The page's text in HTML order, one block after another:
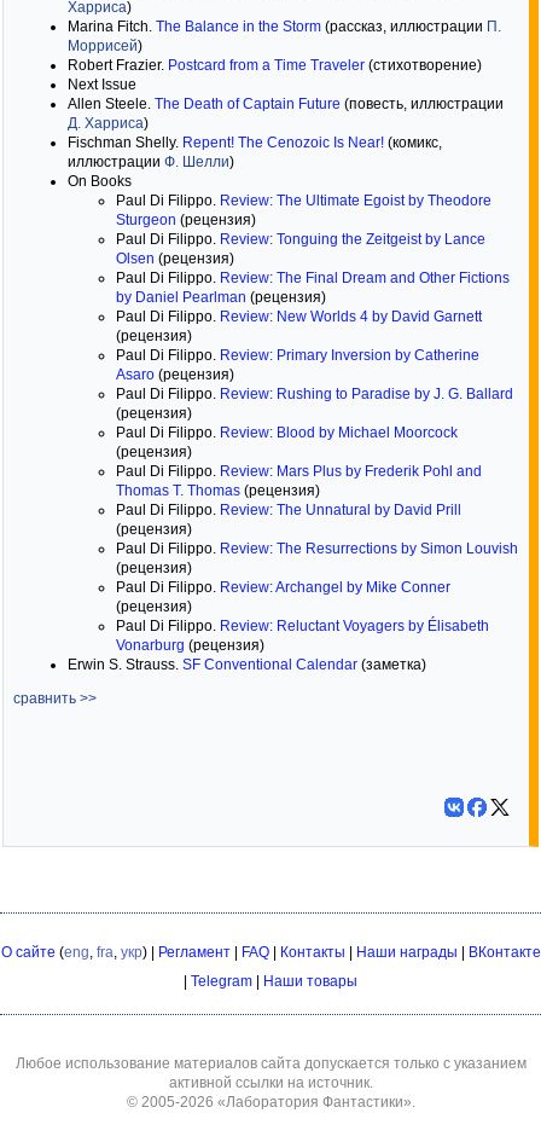
Харриса)
Marina Fitch. The Balance in the Storm (рассказ, иллюстрации П.
Моррисей)
Robert Frazier. Postcard from a Time Traveler (стихотворение)
Next Issue
Allen Steele. The Death of Captain Future (повесть, иллюстрации
Д. Харриса)
Fischman Shelly. Repent! The Cenozoic Is Near! (комикс,
иллюстрации Ф. Шелли)
On Books
Paul Di Filippo. Review: The Ultimate Egoist by Theodore
Sturgeon (рецензия)
Paul Di Filippo. Review: Tonguing the Zeitgeist by Lance
Olsen (рецензия)
Paul Di Filippo. Review: The Final Dream and Other Fictions
by Daniel Pearlman (рецензия)
Paul Di Filippo. Review: New Worlds 4 by David Garnett
(рецензия)
Paul Di Filippo. Review: Primary Inversion by Catherine
Asaro (рецензия)
Paul Di Filippo. Review: Rushing to Paradise by J. G. Ballard
(рецензия)
Paul Di Filippo. Review: Blood by Michael Moorcock
(рецензия)
Paul Di Filippo. Review: Mars Plus by Frederik Pohl and
Thomas T. Thomas (рецензия)
Paul Di Filippo. Review: The Unnatural by David Prill
(рецензия)
Paul Di Filippo. Review: The Resurrections by Simon Louvish
(рецензия)
Paul Di Filippo. Review: Archangel by Mike Conner
(рецензия)
Paul Di Filippo. Review: Reluctant Voyagers by Élisabeth
Vonarburg (рецензия)
Erwin S. Strauss. SF Conventional Calendar (заметка)
сравнить >>
О сайте (eng, fra, укр) | Регламент| FAQ| Контакты Наши награды
ВКонтакте
Telegram Наши товары
Любое использование материалов сайта допускается только с указанием
активной ссылки на источник.
© 2005-2026 «Лаборатория Фантастики».